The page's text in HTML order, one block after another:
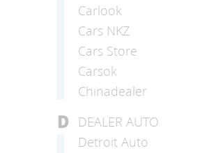
Carlook
Cars NKZ
Cars Store
Carsok
Chinadealer
D
DEALER AUTO
Detroit Auto